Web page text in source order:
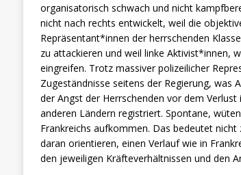
organisatorisch schwach und nicht
nicht nach rechts entwickelt, weil die
Repräsentant*innen der herrschenden
zu attackieren und weil linke Aktivist*innen,
eingreifen. Trotz massiver polizeilicher
Zugeständnisse seitens der Regierung, was
der Angst der Herrschenden vor dem
anderen Ländern registriert. Spontane,
Frankreichs aufkommen. Das bedeutet
daran orientieren, einen Verlauf wie in
den jeweiligen Kräfteverhältnissen und den